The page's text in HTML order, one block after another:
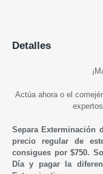
Detalles
¡M
Actúa ahora o el
Separa Exterminación
precio regular de
consigues por $750.
Día y pagar la